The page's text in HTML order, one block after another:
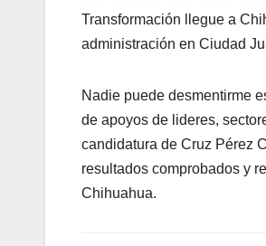
Transformación llegue a
administración en Ciudad
Nadie puede desmentirme
de apoyos de lideres,
candidatura de Cruz Pérez
resultados comprobados y
Chihuahua.